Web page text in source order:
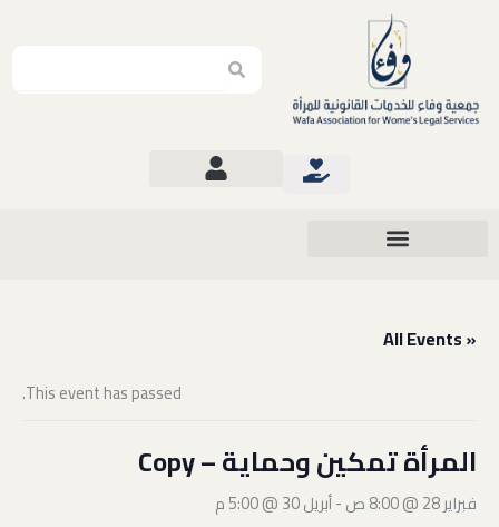
Search
Search
« All Events
This event has passed.
المرأة تمكين وحماية – Copy
فبراير 28 @ 8:00 ص -أبريل 30 @ 5:00 م